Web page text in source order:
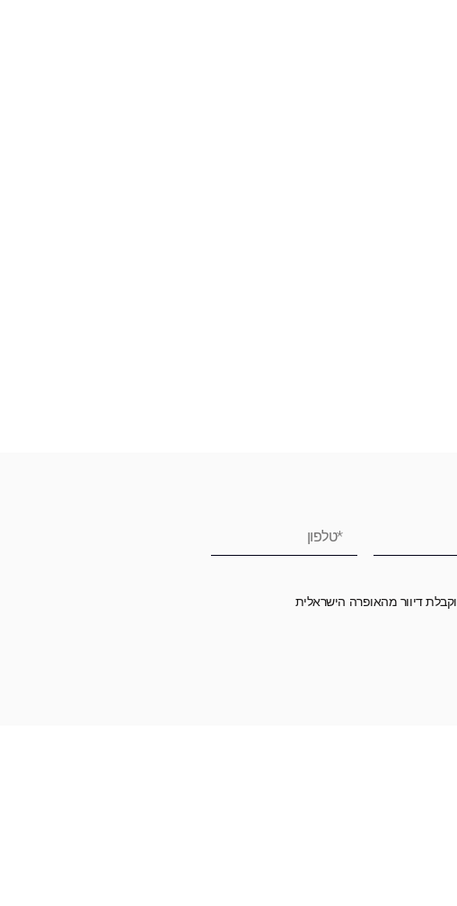
וקבלת דיוור מהאופרה הישראלית